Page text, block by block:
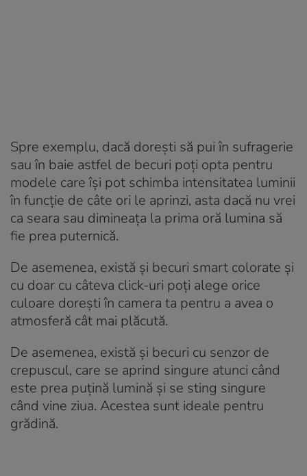
Spre exemplu, dacă dorești să pui în sufragerie
sau în baie astfel de becuri poți opta pentru
modele care își pot schimba intensitatea luminii
în funcție de câte ori le aprinzi, asta dacă nu vrei
ca seara sau dimineața la prima oră lumina să
fie prea puternică.
De asemenea, există și becuri smart colorate și
cu doar cu câteva click-uri poți alege orice
culoare dorești în camera ta pentru a avea o
atmosferă cât mai plăcută.
De asemenea, există și becuri cu senzor de
crepuscul, care se aprind singure atunci când
este prea puțină lumină și se sting singure
când vine ziua. Acestea sunt ideale pentru
grădină.